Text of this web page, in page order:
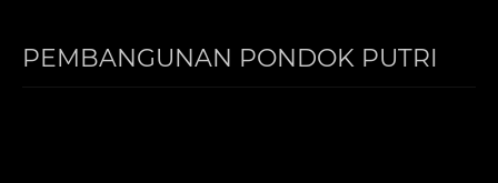
PEMBANGUNAN PONDOK PUTRI